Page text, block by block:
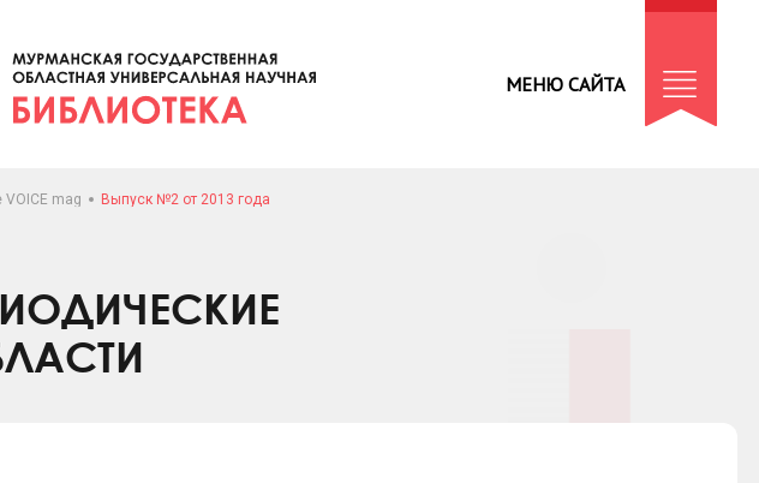
МЕНЮ САЙТА
mag Выпуск №2 от 2013 года